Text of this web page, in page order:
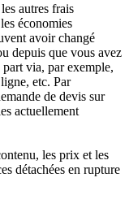
autres frais
économies
avoir changé
depuis que vous avez
via, par exemple,
etc. Par
de devis sur
actuellement
les prix et les
détachées en rupture